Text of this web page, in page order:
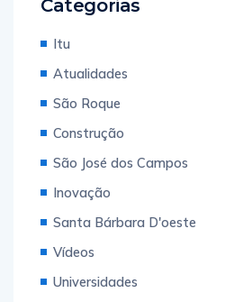
Categorias
Itu
Atualidades
São Roque
Construção
São José dos Campos
Inovação
Santa Bárbara D'oeste
Vídeos
Universidades